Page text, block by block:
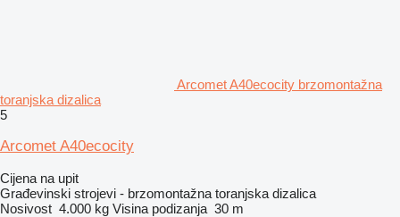
Arcomet A40ecocity brzomontažna
toranjska dizalica
5
Arcomet A40ecocity
Cijena na upit
Građevinski strojevi - brzomontažna toranjska dizalica
Nosivost 4.000 kg Visina podizanja 30 m